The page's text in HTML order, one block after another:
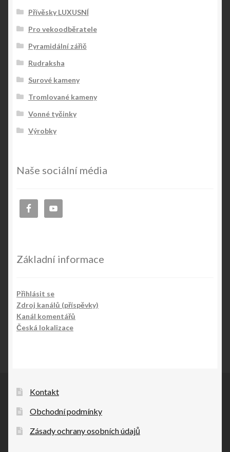
Přívěsky LUXUSNÍ
Pro vekoodběratele
Pyramidální zářič
Rudraksha
Surové kameny
Tromlované kameny
Vonné tyčinky
Výrobky
Naše sociální média
Základní informace
Přihlásit se
Zdroj kanálů (příspěvky)
Kanál komentářů
Česká lokalizace
Kontakt
Obchodní podmínky
Zásady ochrany osobních údajů